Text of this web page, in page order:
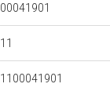
00041901
11
1100041901